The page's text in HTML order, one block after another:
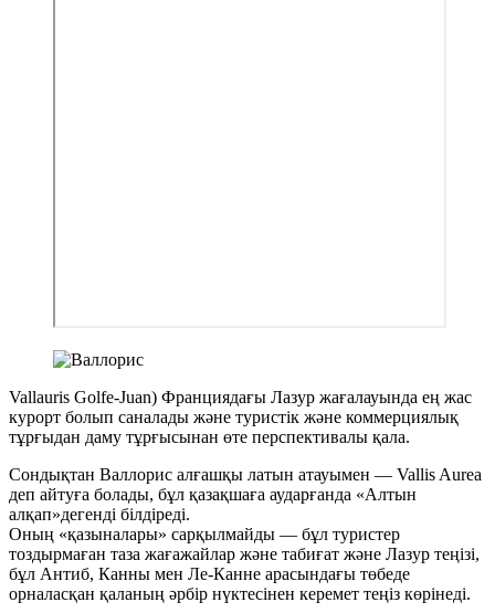
Vallauris Golfe-Juan) Франциядағы Лазур жағалауында ең жас
курорт болып саналады және туристік және коммерциялық
тұрғыдан даму тұрғысынан өте перспективалы қала.
Сондықтан Валлорис алғашқы латын атауымен — Vallis Aurea
деп айтуға болады, бұл қазақшаға аударғанда «Алтын
алқап»дегенді білдіреді.
Оның «қазыналары» сарқылмайды — бұл туристер
тоздырмаған таза жағажайлар және табиғат және Лазур теңізі,
бұл Антиб, Канны мен Ле-Канне арасындағы төбеде
орналасқан қаланың әрбір нүктесінен керемет теңіз көрінеді.